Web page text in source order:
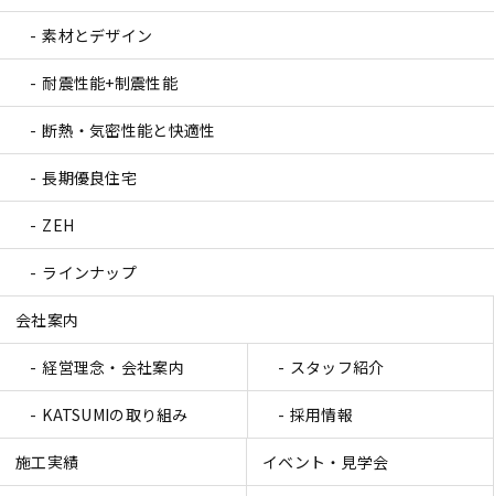
素材とデザイン
耐震性能+制震性能
断熱・気密性能と快適性
長期優良住宅
ZEH
ラインナップ
会社案内
経営理念・会社案内 スタッフ紹介
KATSUMIの取り組み 採用情報
施工実績 イベント・見学会